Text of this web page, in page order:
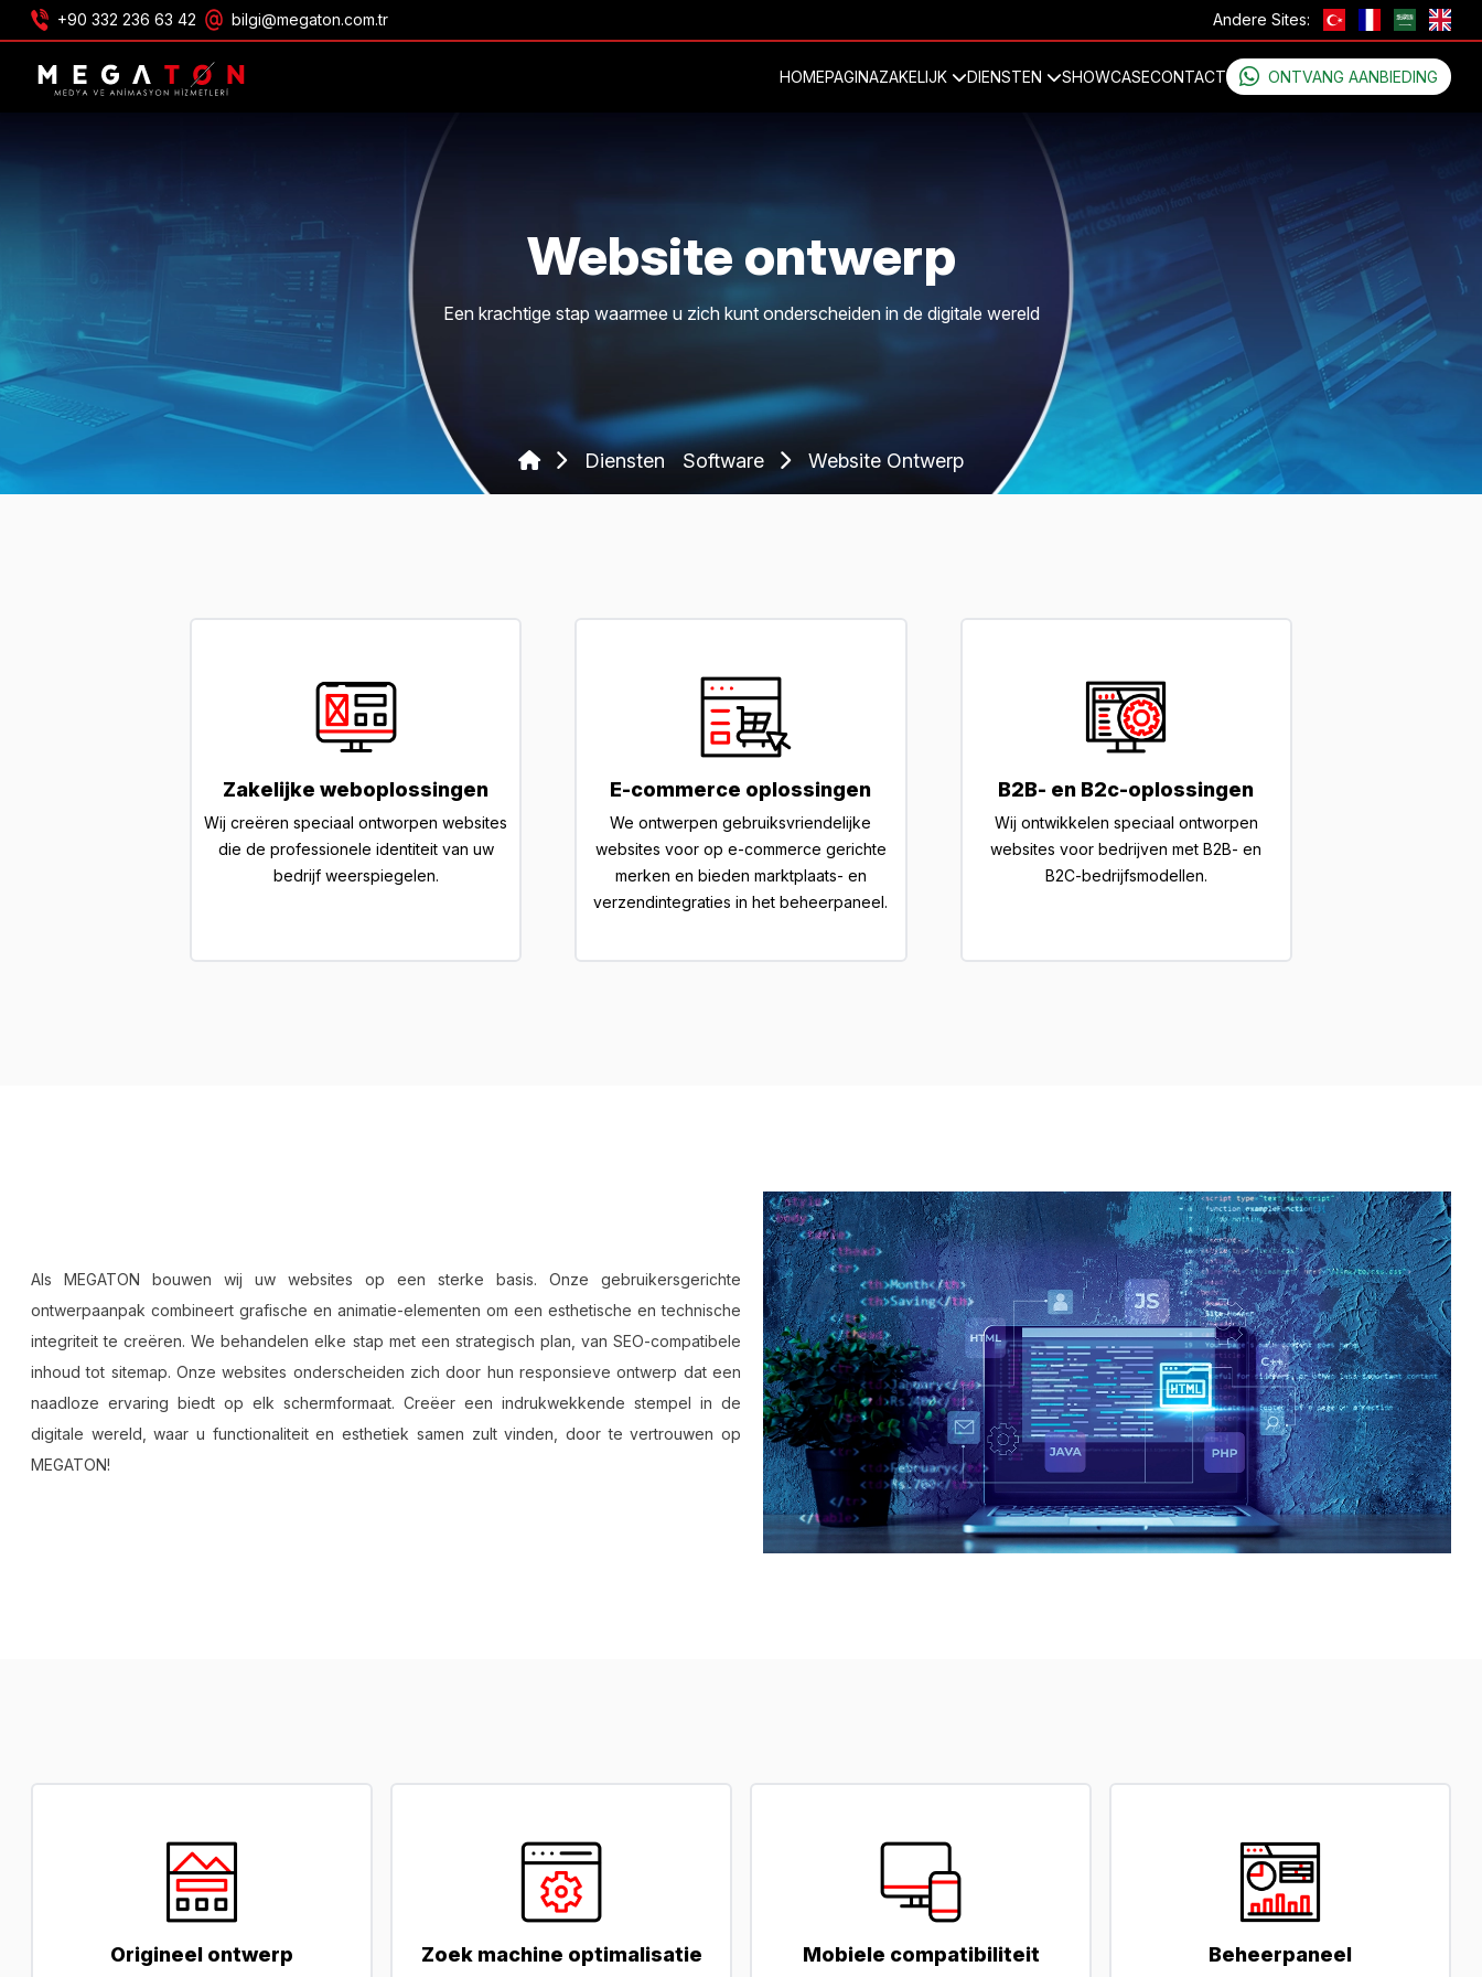
+90 332 236 63 42 bilgi@megaton.com.tr Andere Sites:
HOMEPAGINAZAKELIJK DIENSTEN SHOWCASECONTACT ONTVANG AANBIEDING
Website ontwerp
Een krachtige stap waarmee u zich kunt onderscheiden in de digitale wereld
Diensten Software Website Ontwerp
Zakelijke weboplossingen
Wij creëren speciaal ontworpen websites
die de professionele identiteit van uw
bedrijf weerspiegelen.
E-commerce oplossingen
We ontwerpen gebruiksvriendelijke
websites voor op e-commerce gerichte
merken en bieden marktplaats- en
verzendintegraties in het beheerpaneel.
B2B- en B2c-oplossingen
Wij ontwikkelen speciaal ontworpen
websites voor bedrijven met B2B- en
B2C-bedrijfsmodellen.
Als MEGATON bouwen wij uw websites op een sterke basis. Onze gebruikersgerichte
ontwerpaanpak combineert grafische en animatie-elementen om een ​​esthetische en technische
integriteit te creëren. We behandelen elke stap met een strategisch plan, van SEO-compatibele
inhoud tot sitemap. Onze websites onderscheiden zich door hun responsieve ontwerp dat een
naadloze ervaring biedt op elk schermformaat. Creëer een indrukwekkende stempel in de
digitale wereld, waar u functionaliteit en esthetiek samen zult vinden, door te vertrouwen op
MEGATON!
Origineel ontwerp Zoek machine optimalisatie Mobiele compatibiliteit Beheerpaneel